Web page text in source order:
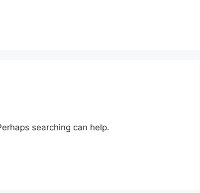
searching can help.